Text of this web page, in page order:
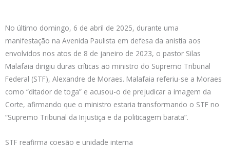
No último domingo, 6 de abril de 2025, durante uma
manifestação na Avenida Paulista em defesa da anistia aos
envolvidos nos atos de 8 de janeiro de 2023, o pastor Silas
Malafaia dirigiu duras críticas ao ministro do Supremo Tribunal
Federal (STF), Alexandre de Moraes. Malafaia referiu-se a Moraes
como “ditador de toga” e acusou-o de prejudicar a imagem da
Corte, afirmando que o ministro estaria transformando o STF no
“Supremo Tribunal da Injustiça e da politicagem barata”.
STF reafirma coesão e unidade interna